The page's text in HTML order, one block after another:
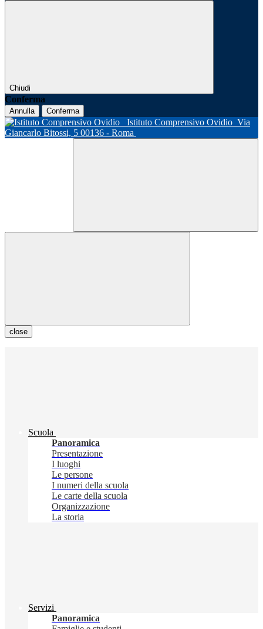
Chiudi
Conferma
Annulla Conferma
Istituto Comprensivo Ovidio Via
Giancarlo Bitossi, 5 00136 - Roma
close
Scuola
Panoramica
Presentazione
I luoghi
Le persone
I numeri della scuola
Le carte della scuola
Organizzazione
La storia
Servizi
Panoramica